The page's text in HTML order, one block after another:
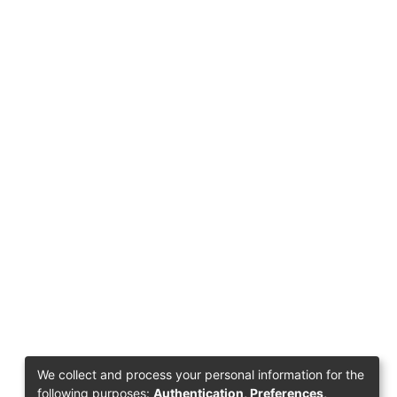
We collect and process your personal information for the
following purposes: Authentication, Preferences,